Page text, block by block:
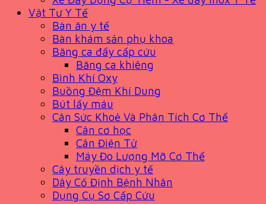
Vật Tư Y Tế
Bàn ăn y tế
Bàn khám sản phụ khoa
Băng ca đẩy cấp cứu
Băng ca khiêng
Bình Khí Oxy
Buồng Đệm Khí Dung
Bút lấy máu
Cân Sức Khoẻ Và Phân Tích Cơ Thể
Cân cơ học
Cân Điện Tử
Máy Đo Lượng Mỡ Cơ Thể
Cây truyền dịch y tế
Dây Cố Định Bệnh Nhân
Dụng Cụ Sơ Cấp Cứu